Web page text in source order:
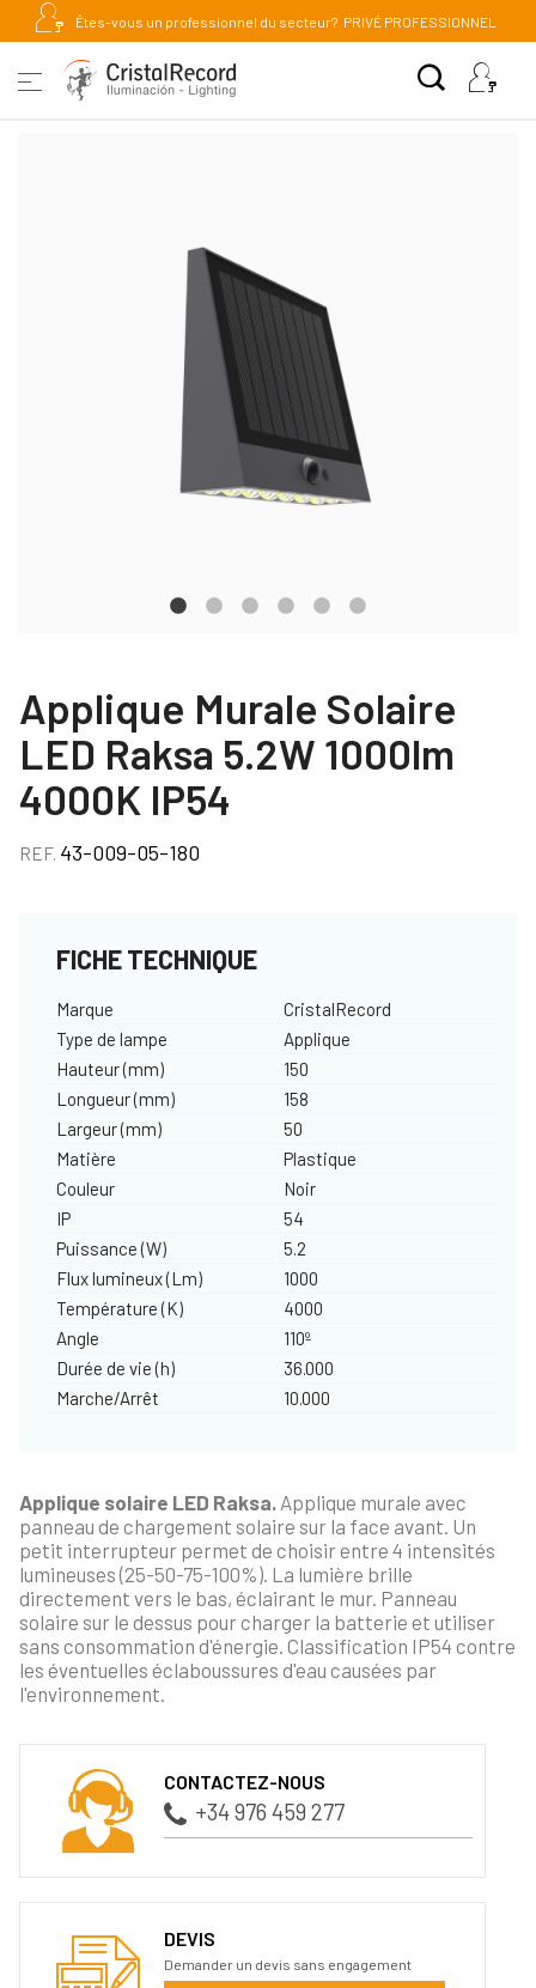
Êtes-vous un professionnel du secteur? PRIVÉ PROFESSIONNEL
Applique Murale Solaire
LED Raksa 5.2W 1000lm
4000K IP54
REF. 43-009-05-180
FICHE TECHNIQUE
Marque
CristalRecord
Type de lampe
Applique
Hauteur (mm)
150
Longueur (mm)
158
Largeur (mm)
50
Matière
Plastique
Couleur
Noir
IP
54
Puissance (W)
5.2
Flux lumineux (Lm)
1000
Température (K)
4000
Angle
110º
Durée de vie (h)
36.000
Marche/Arrêt
10.000
Applique solaire LED Raksa. Applique murale avec
panneau de chargement solaire sur la face avant. Un
petit interrupteur permet de choisir entre 4 intensités
lumineuses (25-50-75-100%). La lumière brille
directement vers le bas, éclairant le mur. Panneau
solaire sur le dessus pour charger la batterie et utiliser
sans consommation d'énergie. Classification IP54 contre
les éventuelles éclaboussures d'eau causées par
l'environnement.
CONTACTEZ-NOUS
+34 976 459 277
DEVIS
Demander un devis sans engagement